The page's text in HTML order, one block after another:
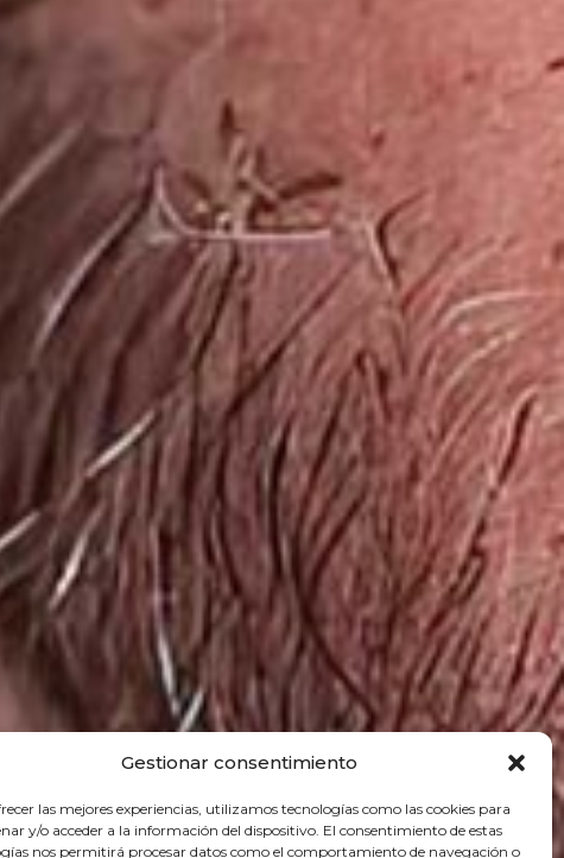
Gestionar consentimiento
las mejores experiencias, utilizamos tecnologías como las cookies para
y/o acceder a la información del dispositivo. El consentimiento de estas
nos permitirá procesar datos como el comportamiento de navegación o